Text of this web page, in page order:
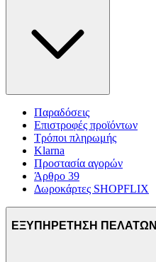
Παραδόσεις
Επιστροφές προϊόντων
Τρόποι πληρωμής
Klarna
Προστασία αγορών
Άρθρο 39
Δωροκάρτες SHOPFLIX
ΕΞΥΠΗΡΕΤΗΣΗ ΠΕΛΑΤΩΝ